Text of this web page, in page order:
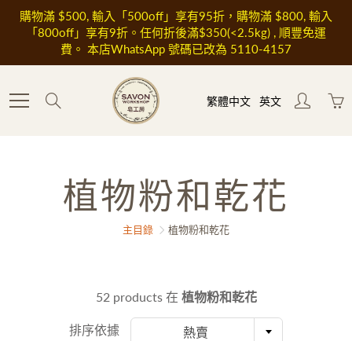
Skip
Content
購物滿 $500, 輸入「500off」享有95折，購物滿 $800, 輸入
「800off」享有9折。任何折後滿$350(<2.5kg) , 順豐免運
費。 本店WhatsApp 號碼已改為 5110-4157
繁體中文 英文
植物粉和乾花
主目錄 植物粉和乾花
52 products 在 植物粉和乾花
排序依據 熱賣